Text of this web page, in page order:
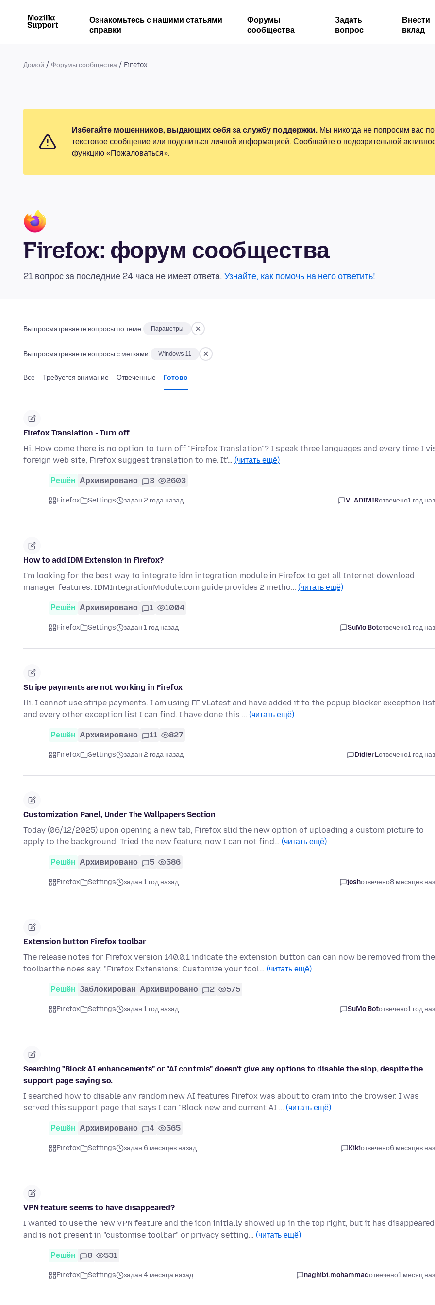
Ознакомьтесь с нашими статьями
справки
Форумы
сообщества
Задать
вопрос
Внести
вклад
Домой Форумы сообщества Firefox
Избегайте мошенников, выдающих себя за службу поддержки. Мы никогда не попросим вас
текстовое сообщение или поделиться личной информацией. Сообщайте о подозрительной
функцию «Пожаловаться».
Firefox: форум сообщества
21 вопрос за последние 24 часа не имеет ответа. Узнайте, как помочь на него ответить!
Вы просматриваете вопросы по теме: Параметры
Вы просматриваете вопросы с метками: Windows 11
Все Требуется внимание Отвеченные Готово
Firefox Translation - Turn off
Hi. How come there is no option to turn off "Firefox Translation"? I speak three languages and every time I
foreign web site, Firefox suggest translation to me. It'… (читать ещё)
Решён Архивировано 3 2603
Firefox Settings задан 2 года назад VLADIMIRотвечено1 год
How to add IDM Extension in Firefox?
I'm looking for the best way to integrate idm integration module in Firefox to get all Internet download
manager features. IDMIntegrationModule.com guide provides 2 metho… (читать ещё)
Решён Архивировано 1 1004
Firefox Settings задан 1 год назад SuMo Botотвечено1 год
Stripe payments are not working in Firefox
Hi. I cannot use stripe payments. I am using FF vLatest and have added it to the popup blocker exception list
and every other exception list I can find. I have done this … (читать ещё)
Решён Архивировано 11 827
Firefox Settings задан 2 года назад DidierLотвечено1 год
Customization Panel, Under The Wallpapers Section
Today (06/12/2025) upon opening a new tab, Firefox slid the new option of uploading a custom picture to
apply to the background. Tried the new feature, now I can not find… (читать ещё)
Решён Архивировано 5 586
Firefox Settings задан 1 год назад joshотвечено8 месяцев
Extension button Firefox toolbar
The release notes for Firefox version 140.0.1 indicate the extension button can can now be removed from the
toolbar.the noes say: "Firefox Extensions: Customize your tool… (читать ещё)
Решён Заблокирован Архивировано 2 575
Firefox Settings задан 1 год назад SuMo Botотвечено1 год
Searching "Block AI enhancements" or "AI controls" doesn't give any options to disable the slop, despite the
support page saying so.
I searched how to disable any random new AI features Firefox was about to cram into the browser. I was
served this support page that says I can "Block new and current AI … (читать ещё)
Решён Архивировано 4 565
Firefox Settings задан 6 месяцев назад Kikiотвечено6 месяцев
VPN feature seems to have disappeared?
I wanted to use the new VPN feature and the icon initially showed up in the top right, but it has disappeared
and is not present in "customise toolbar" or privacy setting… (читать ещё)
Решён 8 531
Firefox Settings задан 4 месяца назад naghibi.mohammadотвечено1 месяц